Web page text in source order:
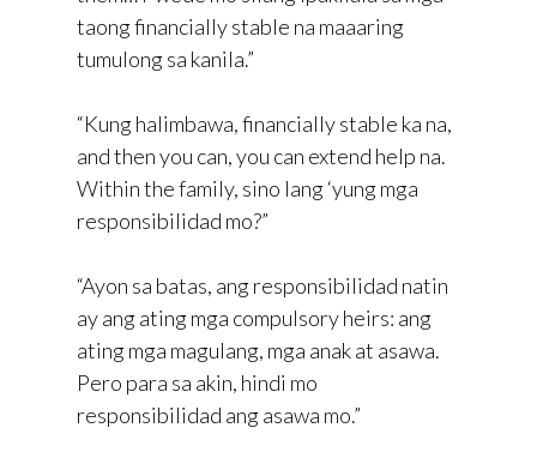
taong financially stable na maaaring
tumulong sa kanila.”
“Kung halimbawa, financially stable ka na,
and then you can, you can extend help na.
Within the family, sino lang ‘yung mga
responsibilidad mo?”
“Ayon sa batas, ang responsibilidad natin
ay ang ating mga compulsory heirs: ang
ating mga magulang, mga anak at asawa.
Pero para sa akin, hindi mo
responsibilidad ang asawa mo.”